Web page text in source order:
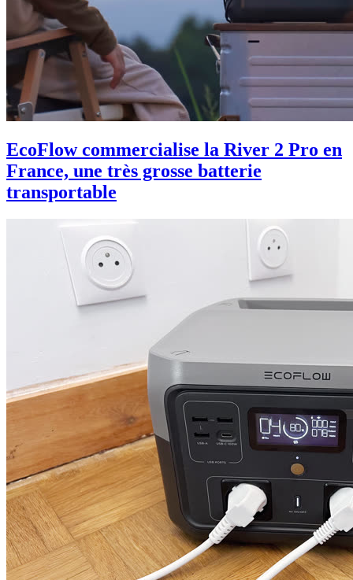
EcoFlow commercialise la River 2 Pro en
France, une très grosse batterie
transportable